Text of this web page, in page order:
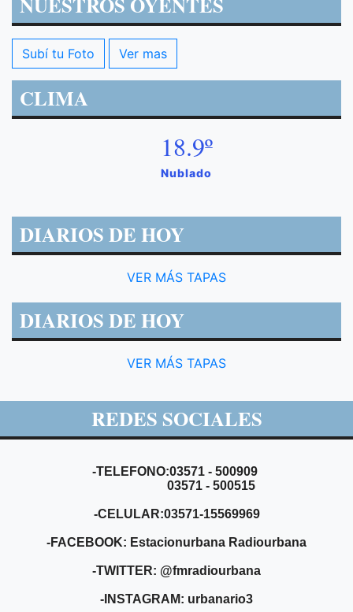
Subí tu Foto Ver mas
CLIMA
18.9º
Nublado
DIARIOS DE HOY
VER MÁS TAPAS
DIARIOS DE HOY
VER MÁS TAPAS
REDES SOCIALES
-TELEFONO:03571 - 500909
03571 - 500515
-CELULAR:03571-15569969
-FACEBOOK: Estacionurbana Radiourbana
-TWITTER: @fmradiourbana
-INSTAGRAM: urbanario3